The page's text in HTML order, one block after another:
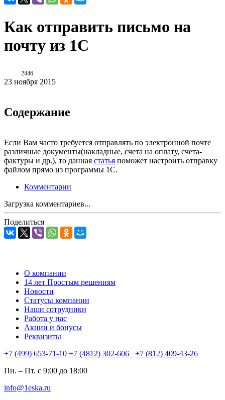
Как отправить письмо на
почту из 1С
2446
23 ноября 2015
Содержание
Если Вам часто требуется отправлять по электронной почте
различные документы(накладные, счета на оплату, счета­-
фактуры и др.), то данная статья поможет настроить отправку
файлом прямо из программы 1С.
Комментарии
Загрузка комментариев...
Поделиться
О компании
14 лет Простым решениям
Новости
Статусы компании
Наши сотрудники
Работа у нас
Акции и бонусы
Реквизиты
+7 (499) 653-71-10 +7 (4812) 302-606
+7 (812) 409-43-26
Пн. – Пт. с 9:00 до 18:00
info@1eska.ru